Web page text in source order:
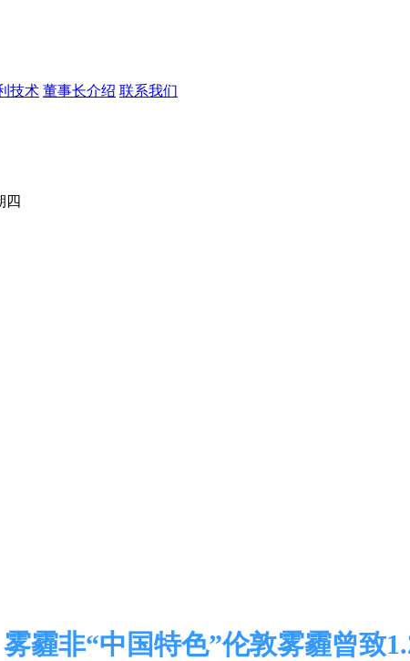
技术 董事长介绍 联系我们
四
雾霾非“中国特色”伦敦雾霾曾致